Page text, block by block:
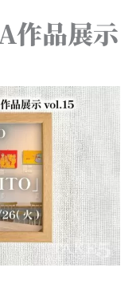
作品展示